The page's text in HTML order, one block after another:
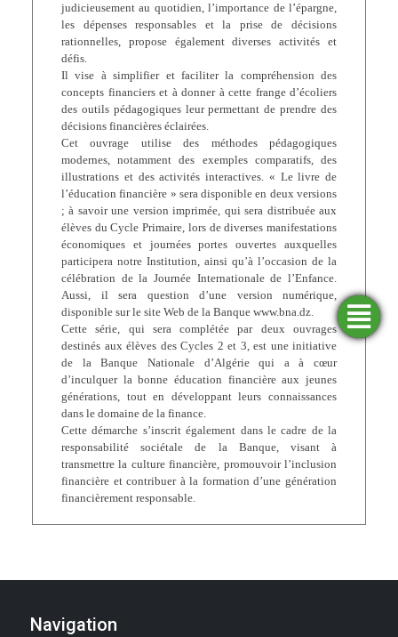
judicieusement au quotidien, l’importance de l’épargne,
les dépenses responsables et la prise de décisions
rationnelles, propose également diverses activités et
défis.
Il vise à simplifier et faciliter la compréhension des
concepts financiers et à donner à cette frange d’écoliers
des outils pédagogiques leur permettant de prendre des
décisions financières éclairées.
Cet ouvrage utilise des méthodes pédagogiques
modernes, notamment des exemples comparatifs, des
illustrations et des activités interactives. « Le livre de
l’éducation financière » sera disponible en deux versions
; à savoir une version imprimée, qui sera distribuée aux
élèves du Cycle Primaire, lors de diverses manifestations
économiques et journées portes ouvertes auxquelles
participera notre Institution, ainsi qu’à l’occasion de la
célébration de la Journée Internationale de l’Enfance.
Aussi, il sera question d’une version numérique,
disponible sur le site Web de la Banque www.bna.dz.
Cette série, qui sera complétée par deux ouvrages
destinés aux élèves des Cycles 2 et 3, est une initiative
de la Banque Nationale d’Algérie qui a à cœur
d’inculquer la bonne éducation financière aux jeunes
générations, tout en développant leurs connaissances
dans le domaine de la finance.
Cette démarche s’inscrit également dans le cadre de la
responsabilité sociétale de la Banque, visant à
transmettre la culture financière, promouvoir l’inclusion
financière et contribuer à la formation d’une génération
financièrement responsable.
Navigation
Trouver
une
agence
Demander
un
financement
Simulateurs
Ouvrir
un
compte